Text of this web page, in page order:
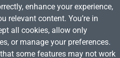
enhance your experience,
relevant content. You’re in
all cookies, allow only
or manage your preferences.
some features may not work